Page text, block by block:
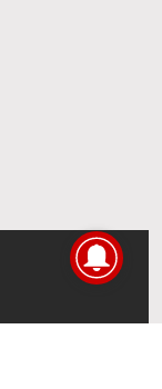
directamente en